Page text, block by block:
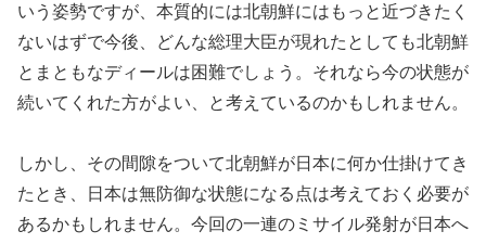
いう姿勢ですが、本質的には北朝鮮にはもっと近づきたく
ないはずで今後、どんな総理大臣が現れたとしても北朝鮮
とまともなディールは困難でしょう。それなら今の状態が
続いてくれた方がよい、と考えているのかもしれません。
しかし、その間隙をついて北朝鮮が日本に何か仕掛けてき
たとき、日本は無防御な状態になる点は考えておく必要が
あるかもしれません。今回の一連のミサイル発射が日本へ